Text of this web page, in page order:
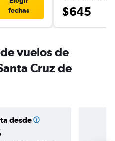
fechas
$645
vuelos de
Cruz de
desde